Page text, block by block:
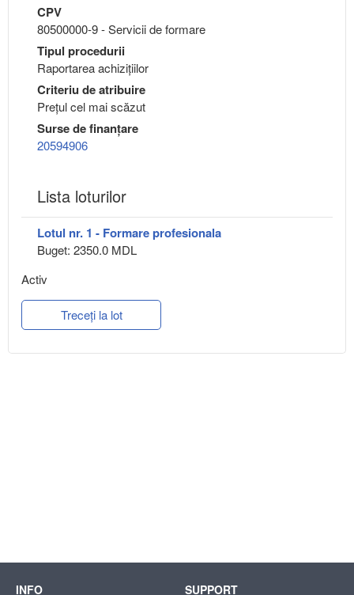
CPV
80500000-9 - Servicii de formare
Tipul procedurii
Raportarea achizițiilor
Criteriu de atribuire
Preţul cel mai scăzut
Surse de finanțare
20594906
Lista loturilor
Lotul nr. 1 - Formare profesionala
Buget: 2350.0 MDL
Activ
Treceți la lot
INFO SUPPORT